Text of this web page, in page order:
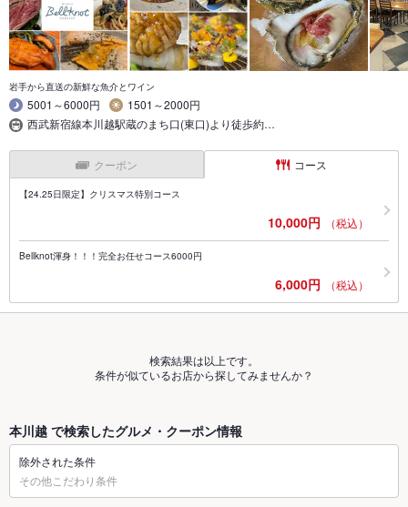
岩手から直送の新鮮な魚介とワイン
5001～6000円
1501～2000円
西武新宿線本川越駅蔵のまち口(東口)より徒歩約…
クーポン コース
【24.25日限定】クリスマス特別コース
10,000円 （税込）
Bellknot渾身！！！完全お任せコース6000円
6,000円 （税込）
検索結果は以上です。
条件が似ているお店から探してみませんか？
本川越 で検索したグルメ・クーポン情報
除外された条件
その他こだわり条件